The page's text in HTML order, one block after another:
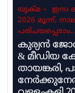
യുക്മ – ഇസ
2026 മൂന്ന്,
കുര്യൻ
& മീഡിയ
തായങ്കരി,